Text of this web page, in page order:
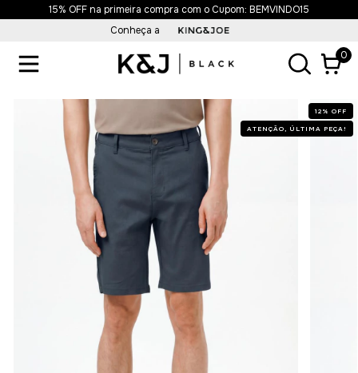
15% OFF na primeira compra com o Cupom: BEMVINDO15
Conheça a
0
12 % OFF
ATENÇÃO, ÚLTIMA PEÇA!